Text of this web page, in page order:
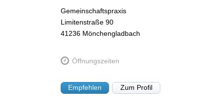
Gemeinschaftspraxis
Limitenstraße 90
41236 Mönchengladbach
Öffnungszeiten
Empfehlen Zum Profil